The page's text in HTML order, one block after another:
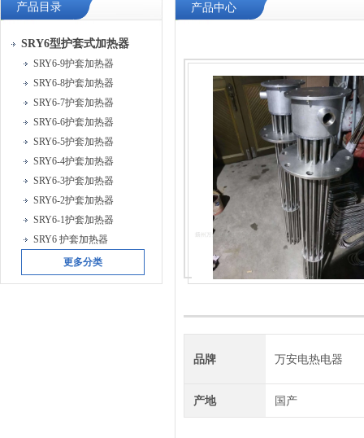
产品目录
SRY6型护套式加热器
SRY6-9护套加热器
SRY6-8护套加热器
SRY6-7护套加热器
SRY6-6护套加热器
SRY6-5护套加热器
SRY6-4护套加热器
SRY6-3护套加热器
SRY6-2护套加热器
SRY6-1护套加热器
SRY6 护套加热器
更多分类
产品中心
品牌 万安电热电器
产地 国产